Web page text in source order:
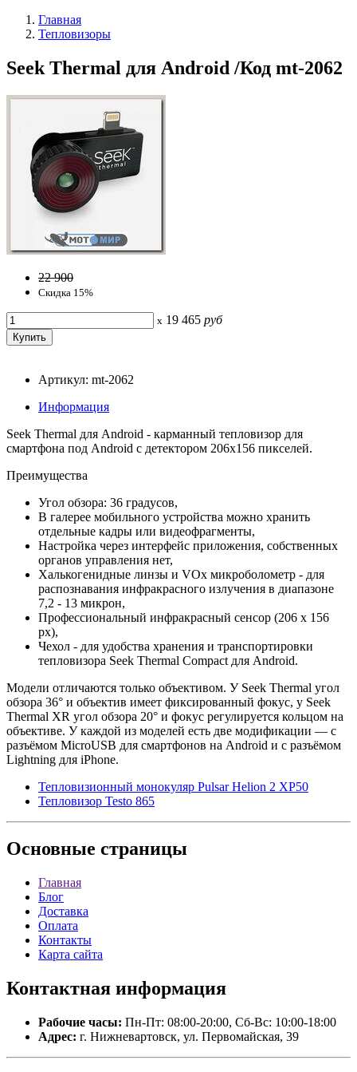
Главная
Тепловизоры
Seek Thermal для Android /Код mt-2062
22 900
Скидка 15%
x 19 465 руб
Артикул: mt-2062
Информация
Seek Thermal для Android - карманный тепловизор для
смартфона под Android с детектором 206х156 пикселей.
Преимущества
Угол обзора: 36 градусов,
В галерее мобильного устройства можно хранить
отдельные кадры или видеофрагменты,
Настройка через интерфейс приложения, собственных
органов управления нет,
Халькогенидные линзы и VOx микроболометр - для
распознавания инфракрасного излучения в диапазоне
7,2 - 13 микрон,
Профессиональный инфракрасный сенсор (206 x 156
px),
Чехол - для удобства хранения и транспортировки
тепловизора Seek Thermal Compact для Android.
Модели отличаются только объективом. У Seek Thermal угол
обзора 36° и объектив имеет фиксированный фокус, у Seek
Thermal XR угол обзора 20° и фокус регулируется кольцом на
объективе. У каждой из моделей есть две модификации — с
разъёмом MicroUSB для смартфонов на Android и с разъёмом
Lightning для iPhone.
Тепловизионный монокуляр Pulsar Helion 2 XP50
Тепловизор Testo 865
Основные страницы
Главная
Блог
Доставка
Оплата
Контакты
Карта сайта
Контактная информация
Рабочие часы: Пн-Пт: 08:00-20:00, Сб-Вс: 10:00-18:00
Адрес: г. Нижневартовск, ул. Первомайская, 39